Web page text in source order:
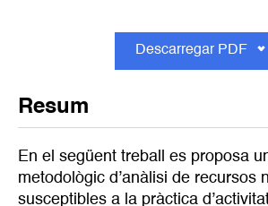
Descarregar PDF
Resum
En el següent treball es proposa
metodològic d’anàlisi de recursos
susceptibles a la pràctica